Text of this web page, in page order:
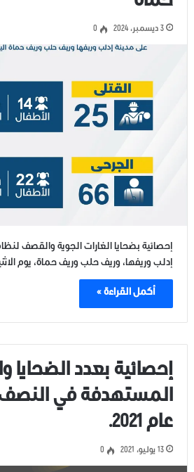
3 ديسمبر، 2024 0
إحصائية بضحايا الغارات الجوية والقصف
إدلب وريفها، وريف حلب وريف حماة، يوم الاثنين 2
أكمل القراءة »
إحصائية بعدد الضحايا
المستهدفة في النصف
عام 2021.
13 يوليو، 2021 0